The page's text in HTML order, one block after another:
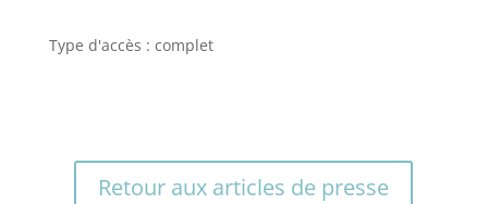
Type d'accès : complet
Retour aux articles de presse